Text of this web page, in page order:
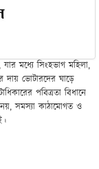
মধ্যে সিংহভাগ মহিলা,
ভোটারদের ঘাড়ে
পবিত্রতা বিধানে
সমস্যা কাঠামোগত ও